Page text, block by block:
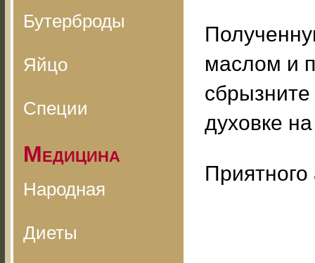
Бутерброды
Яйцо
Специи
Медицина
Народная
Диеты
маслом и
духовке
Приятного